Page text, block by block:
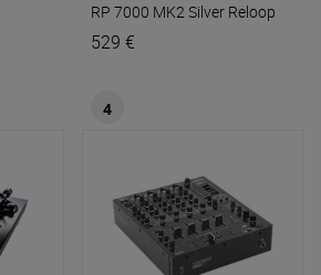
RP 7000 MK2 Silver Reloop
529 €
4